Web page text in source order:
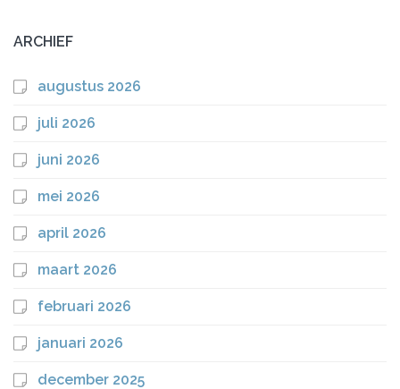
ARCHIEF
augustus 2026
juli 2026
juni 2026
mei 2026
april 2026
maart 2026
februari 2026
januari 2026
december 2025